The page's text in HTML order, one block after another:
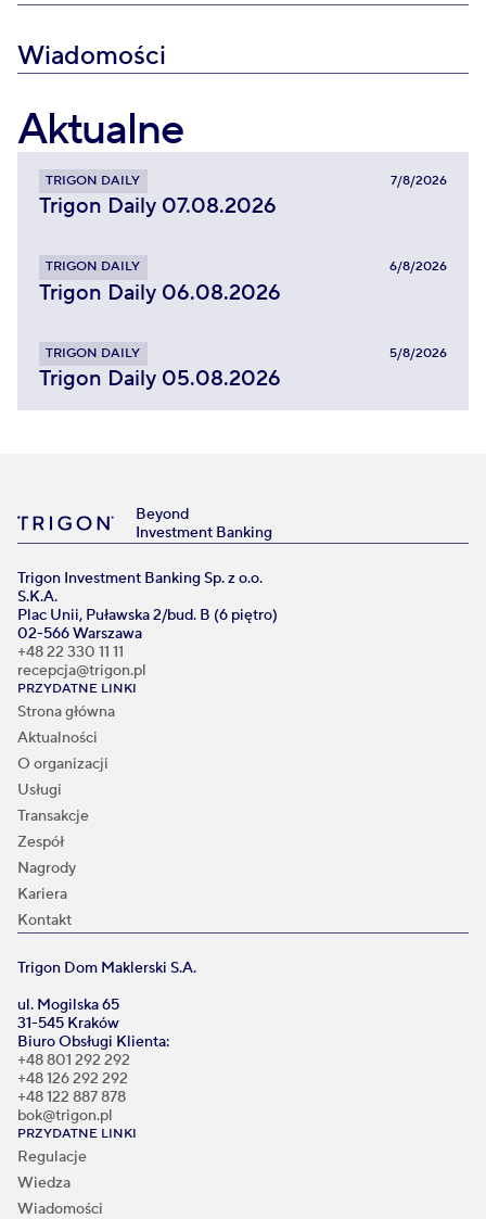
Wiadomości
Aktualne
TRIGON DAILY 7/8/2026
Trigon Daily 07.08.2026
TRIGON DAILY 6/8/2026
Trigon Daily 06.08.2026
TRIGON DAILY 5/8/2026
Trigon Daily 05.08.2026
Beyond
Investment Banking
Trigon Investment Banking Sp. z o.o.
S.K.A.
Plac Unii, Puławska 2/bud. B (6 piętro)
02-566 Warszawa
+48 22 330 11 11
recepcja@trigon.pl
PRZYDATNE LINKI
Strona główna
Aktualności
O organizacji
Usługi
Transakcje
Zespół
Nagrody
Kariera
Kontakt
Trigon Dom Maklerski S.A.
ul. Mogilska 65
31-545 Kraków
Biuro Obsługi Klienta:
+48 801 292 292
+48 126 292 292
+48 122 887 878
bok@trigon.pl
PRZYDATNE LINKI
Regulacje
Wiedza
Wiadomości